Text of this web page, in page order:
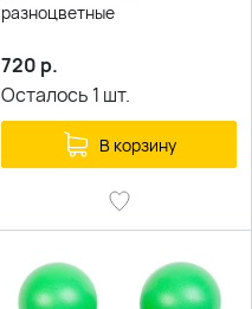
разноцветные
720 р.
Осталось 1 шт.
В корзину